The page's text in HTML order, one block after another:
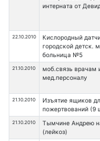
интерната от
22.10.2010
Кислородный
городской детск.
больница №5
21.10.2010
моб.связь врачам
мед.персоналу
21.10.2010
Изъятие ящиков
пожертвований (9
21.10.2010
Тымчине Андрею
(лейкоз)